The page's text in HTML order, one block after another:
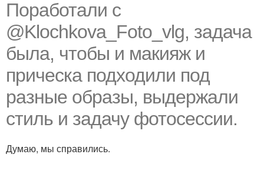
Поработали с
@Klochkova_Foto_vlg, задача
была, чтобы и макияж и
прическа подходили под
разные образы, выдержали
стиль и задачу фотосессии.
Думаю, мы справились.